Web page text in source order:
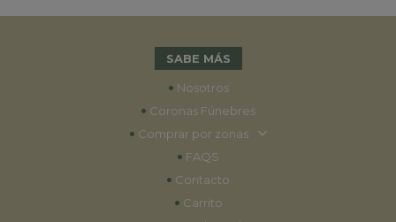
SABE MÁS
• Nosotros
• Coronas Fúnebres
• Comprar por zonas
• FAQS
• Contacto
• Carrito